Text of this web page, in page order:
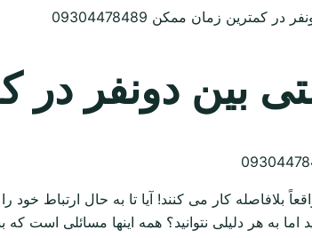
کمترین زمان ممکن 09304478489
دونفر در کمترین
بلافاصله کار می کنند! آیا تا به حال ارتباط
اما به هر دلیلی نتوانید؟ همه اینها مسائلی